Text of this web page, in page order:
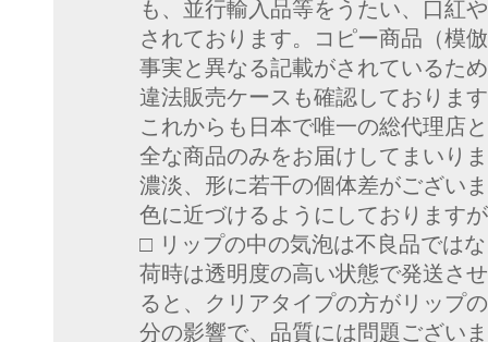
も、並行輸入品等をうたい、口紅
されております。コピー商品（模
事実と異なる記載がされているた
違法販売ケースも確認しておりま
これからも日本で唯一の総代理店
全な商品のみをお届けしてまいり
濃淡、形に若干の個体差がござい
色に近づけるようにしております
□ リップの中の気泡は不良品では
荷時は透明度の高い状態で発送さ
ると、クリアタイプの方がリップ
分の影響で、品質には問題ござい